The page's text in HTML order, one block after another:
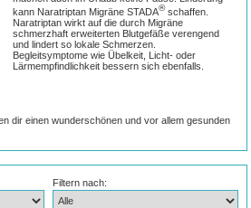
kann Naratriptan Migräne STADA®schaffen.
Naratriptan wirkt auf die durch Migräne
schmerzhaft erweiterten Blutgefäße verengend
und lindert so lokale Schmerzen.
Begleitsymptome wie Übelkeit, Licht- oder
Lärmempfindlichkeit bessern sich ebenfalls.
dir einen wunderschönen und vor allem gesunden
Filtern nach: